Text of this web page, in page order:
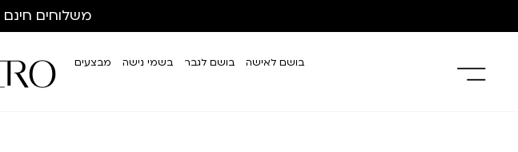
משלוחים חינם
בושם לאישה בושם לגבר בשמי נישה מבצעים